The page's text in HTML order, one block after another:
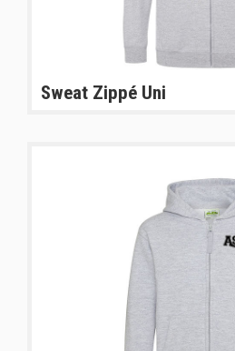
Sweat Zippé Uni